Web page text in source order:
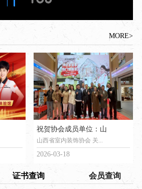
MORE>
祝贺协会成员单位：山
山西省室内装饰协会 关...
2026-03-18
证书查询 会员查询